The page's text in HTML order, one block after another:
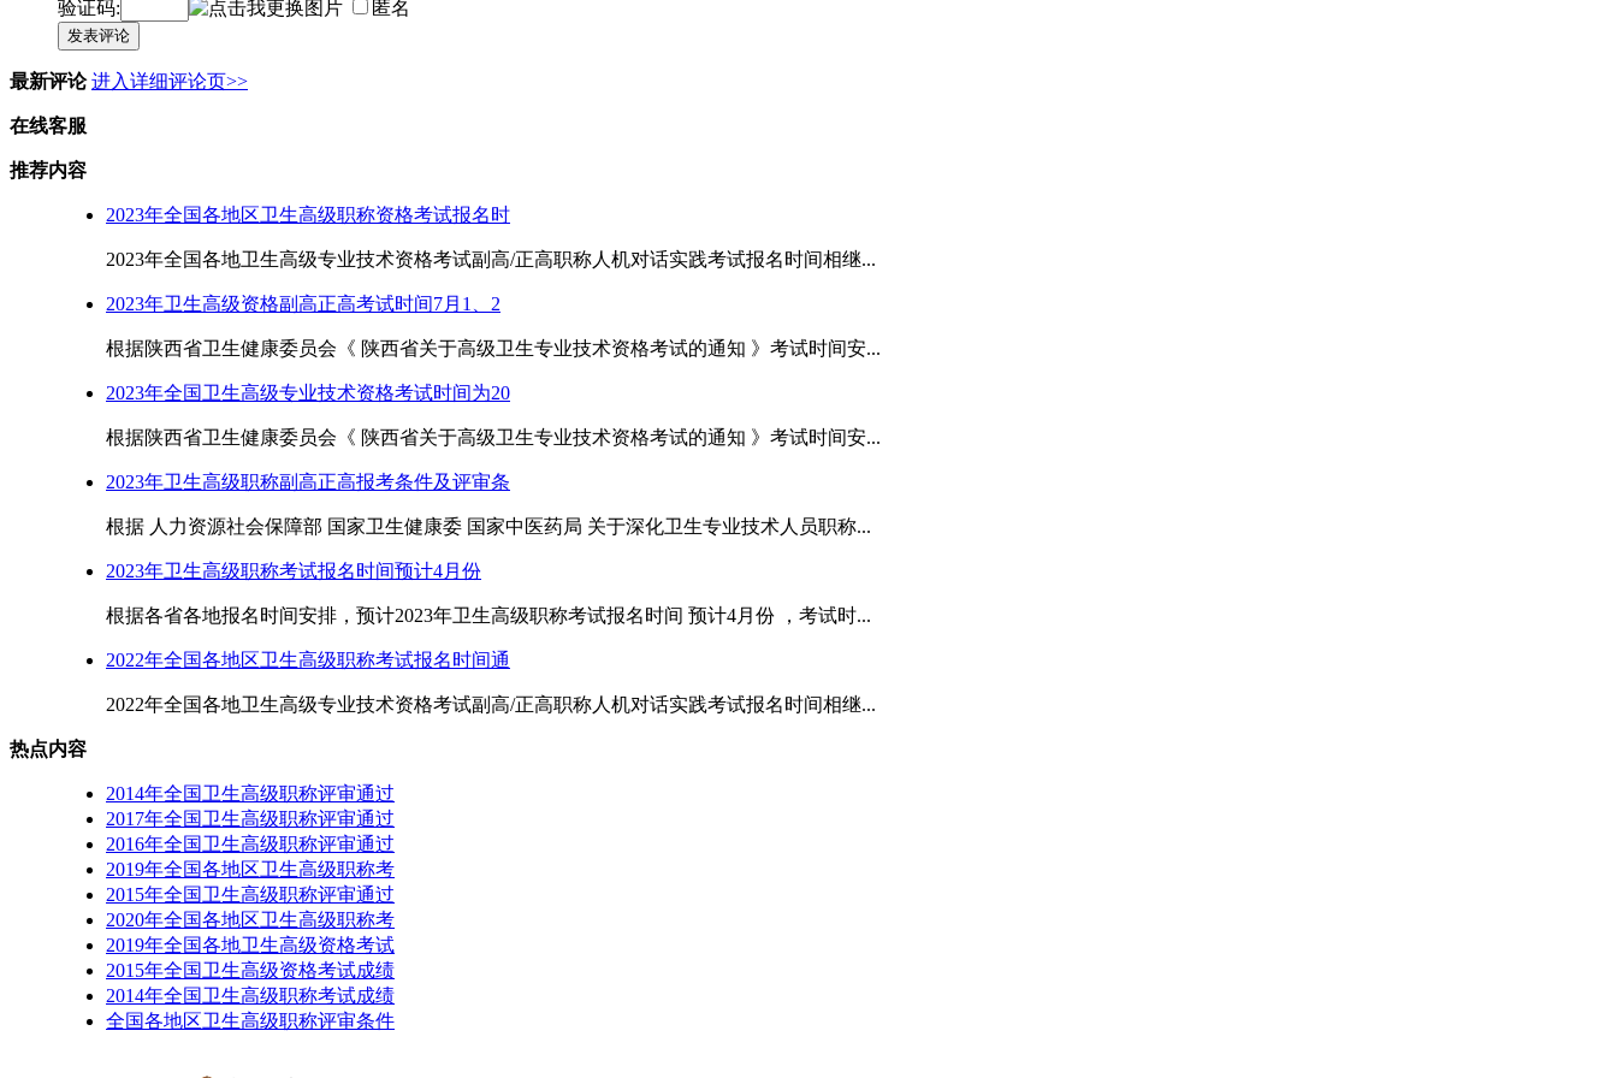
验证码: 匿名
发表评论
最新评论 进入详细评论页>>
在线客服
推荐内容
2023年全国各地区卫生高级职称资格考试报名时
2023年全国各地卫生高级专业技术资格考试副高/正高职称人机对话实践考试报名时间相继...
2023年卫生高级资格副高正高考试时间7月1、2
根据陕西省卫生健康委员会《 陕西省关于高级卫生专业技术资格考试的通知 》考试时间安...
2023年全国卫生高级专业技术资格考试时间为20
根据陕西省卫生健康委员会《 陕西省关于高级卫生专业技术资格考试的通知 》考试时间安...
2023年卫生高级职称副高正高报考条件及评审条
根据 人力资源社会保障部 国家卫生健康委 国家中医药局 关于深化卫生专业技术人员职称...
2023年卫生高级职称考试报名时间预计4月份
根据各省各地报名时间安排，预计2023年卫生高级职称考试报名时间 预计4月份 ，考试时...
2022年全国各地区卫生高级职称考试报名时间通
2022年全国各地卫生高级专业技术资格考试副高/正高职称人机对话实践考试报名时间相继...
热点内容
2014年全国卫生高级职称评审通过
2017年全国卫生高级职称评审通过
2016年全国卫生高级职称评审通过
2019年全国各地区卫生高级职称考
2015年全国卫生高级职称评审通过
2020年全国各地区卫生高级职称考
2019年全国各地卫生高级资格考试
2015年全国卫生高级资格考试成绩
2014年全国卫生高级职称考试成绩
全国各地区卫生高级职称评审条件